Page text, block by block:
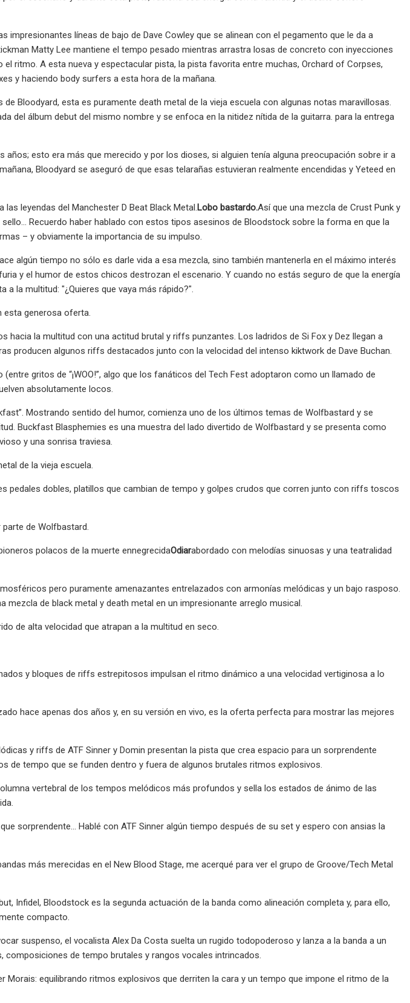
impresionantes líneas de bajo de Dave Cowley que se alinean con el pegamento que le da a
Matty Lee mantiene el tempo pesado mientras arrastra losas de concreto con inyecciones
el ritmo. A esta nueva y espectacular pista, la pista favorita entre muchas, Orchard of Corpses,
y haciendo body surfers a esta hora de la mañana.
Bloodyard, esta es puramente death metal de la vieja escuela con algunas notas maravillosas.
del álbum debut del mismo nombre y se enfoca en la nitidez nítida de la guitarra. para la entrega
años; esto era más que merecido y por los dioses, si alguien tenía alguna preocupación sobre ir a
Bloodyard se aseguró de que esas telarañas estuvieran realmente encendidas y Yeteed en
leyendas del Manchester D Beat Black Metal. Lobo bastardo.Así que una mezcla de Crust Punk y
Recuerdo haber hablado con estos tipos asesinos de Bloodstock sobre la forma en que la
– y obviamente la importancia de su impulso.
algún tiempo no sólo es darle vida a esa mezcla, sino también mantenerla en el máximo interés
y el humor de estos chicos destrozan el escenario. Y cuando no estás seguro de que la energía
a la multitud: "¿Quieres que vaya más rápido?".
generosa oferta.
hacia la multitud con una actitud brutal y riffs punzantes. Los ladridos de Si Fox y Dez llegan a
producen algunos riffs destacados junto con la velocidad del intenso kiktwork de Dave Buchan.
gritos de “¡WOO!”, algo que los fanáticos del Tech Fest adoptaron como un llamado de
absolutamente locos.
Mostrando sentido del humor, comienza uno de los últimos temas de Wolfbastard y se
Buckfast Blasphemies es una muestra del lado divertido de Wolfbastard y se presenta como
y una sonrisa traviesa.
de la vieja escuela.
pedales dobles, platillos que cambian de tempo y golpes crudos que corren junto con riffs toscos
de Wolfbastard.
polacos de la muerte ennegrecidaOdiarabordado con melodías sinuosas y una teatralidad
pero puramente amenazantes entrelazados con armonías melódicas y un bajo rasposo.
mezcla de black metal y death metal en un impresionante arreglo musical.
de alta velocidad que atrapan a la multitud en seco.
y bloques de riffs estrepitosos impulsan el ritmo dinámico a una velocidad vertiginosa a lo
hace apenas dos años y, en su versión en vivo, es la oferta perfecta para mostrar las mejores
y riffs de ATF Sinner y Domin presentan la pista que crea espacio para un sorprendente
de tempo que se funden dentro y fuera de algunos brutales ritmos explosivos.
vertebral de los tempos melódicos más profundos y sella los estados de ánimo de las
sorprendente... Hablé con ATF Sinner algún tiempo después de su set y espero con ansias la
más merecidas en el New Blood Stage, me acerqué para ver el grupo de Groove/Tech Metal
Infidel, Bloodstock es la segunda actuación de la banda como alineación completa y, para ello,
compacto.
suspenso, el vocalista Alex Da Costa suelta un rugido todopoderoso y lanza a la banda a un
de tempo brutales y rangos vocales intrincados.
Morais: equilibrando ritmos explosivos que derriten la cara y un tempo que impone el ritmo de la